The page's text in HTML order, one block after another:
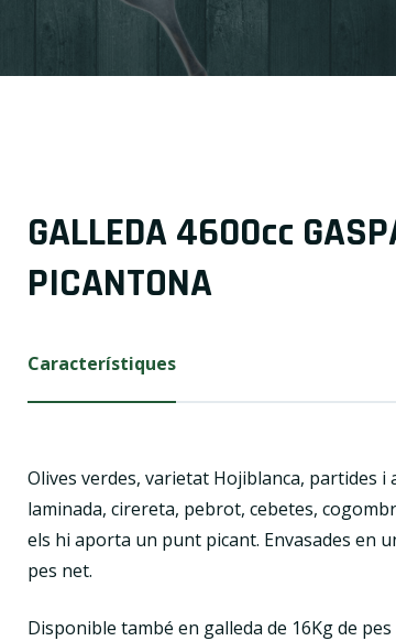
GALLEDA 4600cc
PICANTONA
Característiques
Olives verdes, varietat Hojiblanca, partides i
laminada, cirereta, pebrot, cebetes,
els hi aporta un punt picant. Envasades en
pes net.
Disponible també en galleda de 16Kg de pes